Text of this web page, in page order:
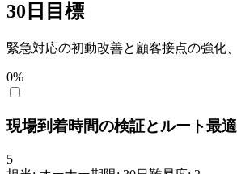
30日目標
緊急対応の初動改善と顧客接点の強化
0%
現場到着時間の検証とルート最
5